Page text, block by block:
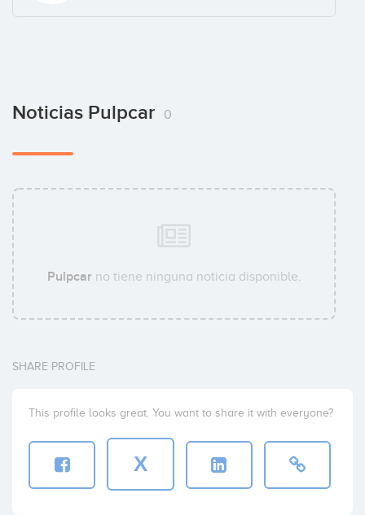
Noticias Pulpcar 0
Pulpcar no tiene ninguna noticia disponible.
SHARE PROFILE
This profile looks great. You want to share it with everyone?
X